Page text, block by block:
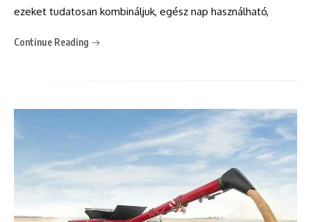
ezeket tudatosan kombináljuk, egész nap használható,
Continue Reading